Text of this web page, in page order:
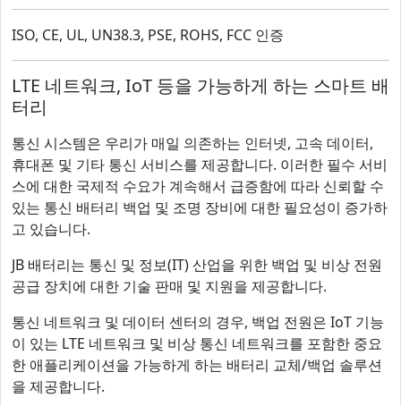
ISO, CE, UL, UN38.3, PSE, ROHS, FCC 인증
LTE 네트워크, IoT 등을 가능하게 하는 스마트 배
터리
통신 시스템은 우리가 매일 의존하는 인터넷, 고속 데이터,
휴대폰 및 기타 통신 서비스를 제공합니다. 이러한 필수 서비
스에 대한 국제적 수요가 계속해서 급증함에 따라 신뢰할 수
있는 통신 배터리 백업 및 조명 장비에 대한 필요성이 증가하
고 있습니다.
JB 배터리는 통신 및 정보(IT) 산업을 위한 백업 및 비상 전원
공급 장치에 대한 기술 판매 및 지원을 제공합니다.
통신 네트워크 및 데이터 센터의 경우, 백업 전원은 IoT 기능
이 있는 LTE 네트워크 및 비상 통신 네트워크를 포함한 중요
한 애플리케이션을 가능하게 하는 배터리 교체/백업 솔루션
을 제공합니다.